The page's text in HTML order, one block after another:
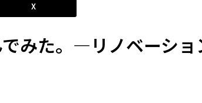
X
みた。―リノベーショ